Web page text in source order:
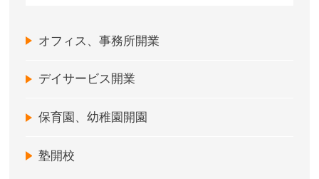
オフィス、事務所開業
デイサービス開業
保育園、幼稚園開園
塾開校